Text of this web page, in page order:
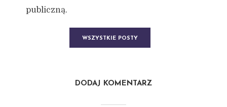
publiczną.
WSZYSTKIE POSTY
DODAJ KOMENTARZ